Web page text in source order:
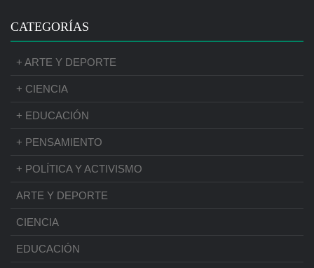
CATEGORÍAS
+ ARTE Y DEPORTE
+ CIENCIA
+ EDUCACIÓN
+ PENSAMIENTO
+ POLÍTICA Y ACTIVISMO
ARTE Y DEPORTE
CIENCIA
EDUCACIÓN